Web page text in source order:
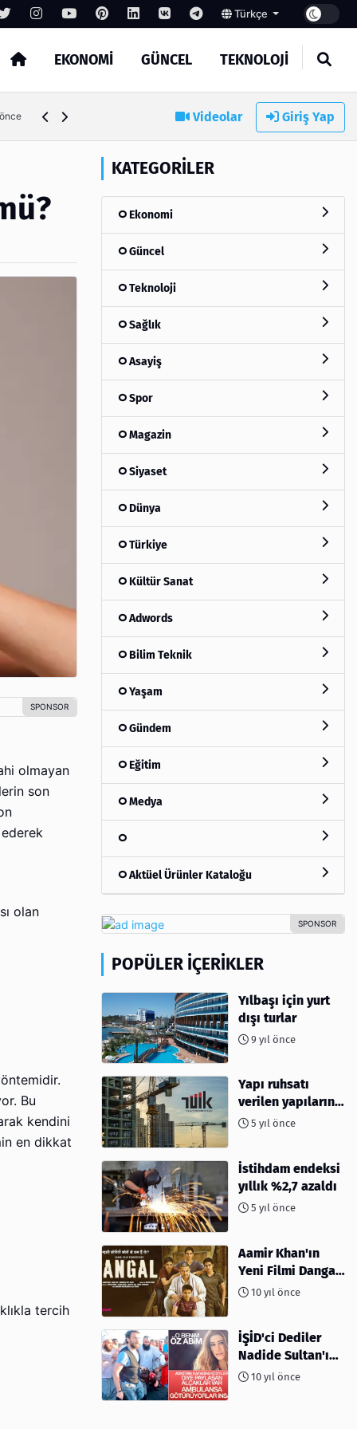
Türkçe
EKONOMI GÜNCEL TEKNOLOJI
Videolar Giriş Yap
olmayan
son
olan
Bu
kendini
en dikkat
tercih
KATEGORILER
Ekonomi
Güncel
Teknoloji
Sağlık
Asayiş
Spor
Magazin
Siyaset
Dünya
Türkiye
Kültür Sanat
Adwords
Bilim Teknik
Yaşam
Gündem
Eğitim
Medya
Aktüel Ürünler Kataloğu
POPÜLER İÇERIKLER
Yılbaşı için yurt
dışı turlar
9 yıl önce
Yapı ruhsatı
verilen yapıların
yüzölçümü %40,8
5 yıl önce
İstihdam endeksi
yıllık %2,7 azaldı
5 yıl önce
Aamir Khan'ın
Yeni Filmi Dangal
Hakkında Herşey
10 yıl önce
İŞİD'ci Dediler
Nadide Sultan'ın
Öz Abisi Çıktı
10 yıl önce